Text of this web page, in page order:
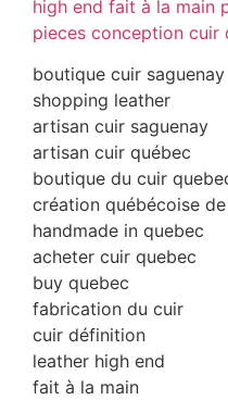
boutique cuir saguenay
shopping leather
artisan cuir saguenay
artisan cuir québec
boutique du cuir
création québécoise
handmade in quebec
acheter cuir quebec
buy quebec
fabrication du cuir
cuir définition
leather high end
fait à la main